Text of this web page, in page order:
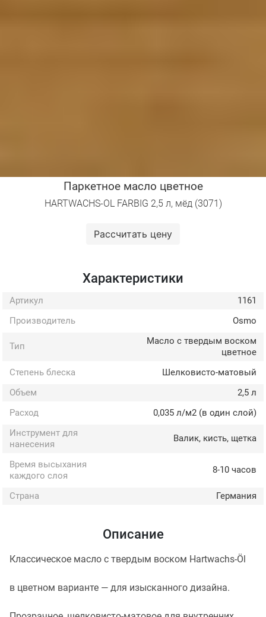
Паркетное масло цветное
HARTWACHS-OL FARBIG 2,5 л, мёд (3071)
Рассчитать цену
Характеристики
Артикул
1161
Производитель
Osmo
Тип
Масло с твердым воском
цветное
Степень блеска
Шелковисто-матовый
Объем
2,5 л
Расход
0,035 л/м2 (в один слой)
Инструмент для
нанесения
Валик, кисть, щетка
Время высыхания
каждого слоя
8-10 часов
Страна Германия
Описание
Классическое масло с твердым воском Hartwachs-Öl
в цветном варианте — для изысканного дизайна.